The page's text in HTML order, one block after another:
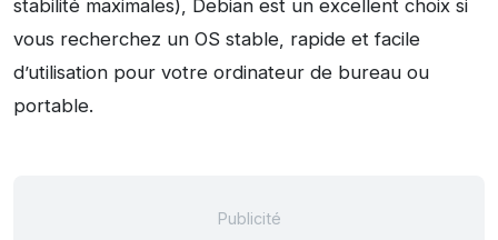
stabilité maximales), Debian est un excellent choix si
vous recherchez un OS stable, rapide et facile
d’utilisation pour votre ordinateur de bureau ou
portable.